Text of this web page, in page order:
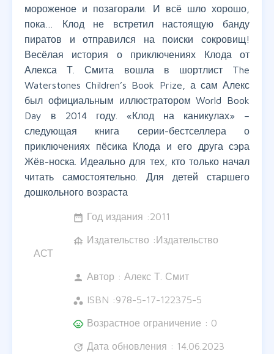
мороженое и позагорали. И всё шло хорошо,
пока… Клод не встретил настоящую банду
пиратов и отправился на поиски сокровищ!
Весёлая история о приключениях Клода от
Алекса Т. Смита вошла в шортлист The
Waterstones Children’s Book Prize, а сам Алекс
был официальным иллюстратором World Book
Day в 2014 году. «Клод на каникулах» –
следующая книга серии-бестселлера о
приключениях пёсика Клода и его друга сэра
Жёв-носка. Идеально для тех, кто только начал
читать самостоятельно. Для детей старшего
дошкольного возраста
date_range Год издания :2011
foundation Издательство :Издательство
АСТ
person Автор : Алекс Т. Смит
workspaces ISBN :978-5-17-122375-5
child_care Возрастное ограничение : 0
update Дата обновления : 14.06.2023